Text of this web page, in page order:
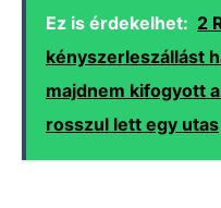
Ez is érdekelhet: 2
kényszerleszállást
majdnem kifogyott
rosszul lett egy utas